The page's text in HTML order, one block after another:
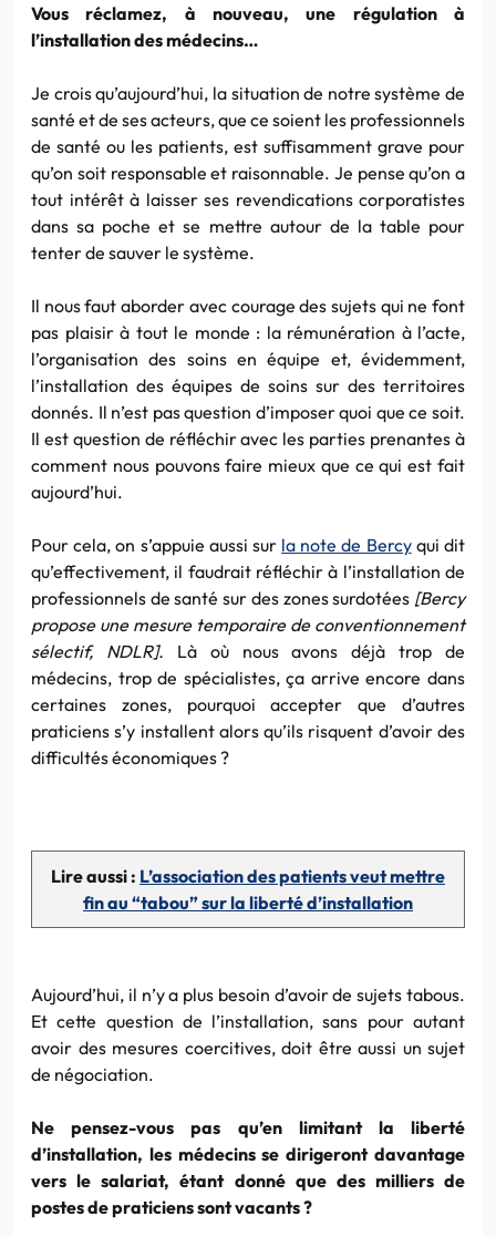
Vous réclamez, à nouveau, une régulation à
l’installation des médecins…
Je crois qu’aujourd’hui, la situation de notre système de
santé et de ses acteurs, que ce soient les professionnels
de santé ou les patients, est suffisamment grave pour
qu’on soit responsable et raisonnable. Je pense qu’on a
tout intérêt à laisser ses revendications corporatistes
dans sa poche et se mettre autour de la table pour
tenter de sauver le système.
Il nous faut aborder avec courage des sujets qui ne font
pas plaisir à tout le monde : la rémunération à l’acte,
l’organisation des soins en équipe et, évidemment,
l’installation des équipes de soins sur des territoires
donnés. Il n’est pas question d’imposer quoi que ce soit.
Il est question de réfléchir avec les parties prenantes à
comment nous pouvons faire mieux que ce qui est fait
aujourd’hui.
Pour cela, on s’appuie aussi sur la note de Bercyqui dit
qu’effectivement, il faudrait réfléchir à l’installation de
professionnels de santé sur des zones surdotées [Bercy
propose une mesure temporaire de conventionnement
sélectif, NDLR]. Là où nous avons déjà trop de
médecins, trop de spécialistes, ça arrive encore dans
certaines zones, pourquoi accepter que d’autres
praticiens s’y installent alors qu’ils risquent d’avoir des
difficultés économiques ?
Lire aussi : L’association des patients veut mettre
fin au “tabou” sur la liberté d’installation
Aujourd’hui, il n’y a plus besoin d’avoir de sujets tabous.
Et cette question de l’installation, sans pour autant
avoir des mesures coercitives, doit être aussi un sujet
de négociation.
Ne pensez-vous pas qu’en limitant la liberté
d’installation, les médecins se dirigeront davantage
vers le salariat, étant donné que des milliers de
postes de praticiens sont vacants ?